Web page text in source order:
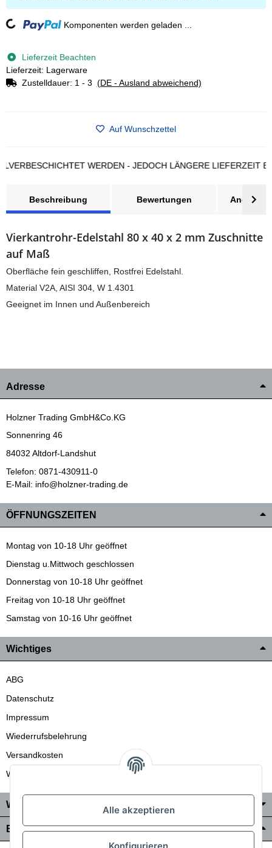
Loading... Komponenten werden geladen ...
Lieferzeit Beachten
Lieferzeit: Lagerware
Zustelldauer: 1 - 3 (DE - Ausland abweichend)
Auf Wunschzettel
WERDEN - JEDOCH LÄNGERE LIEFERZEIT
Beschreibung Bewertungen Angebot
Vierkantrohr-Edelstahl 80 x 40 x 2 mm Zuschnitte
auf Maß
Oberfläche fein geschliffen, Rostfrei Edelstahl.
Material V2A, AISI 304, W 1.4301
Geeignet im Innen und Außenbereich
Adresse
Holzner Trading GmbH&Co.KG
Sonnenring 46
84032 Altdorf-Landshut
Telefon: 0871-430911-0
E-Mail: info@holzner-trading.de
ÖFFNUNGSZEITEN
Montag von 10-18 Uhr geöffnet
Dienstag u.Mittwoch geschlossen
Donnerstag von 10-18 Uhr geöffnet
Freitag von 10-18 Uhr geöffnet
Samstag von 10-16 Uhr geöffnet
Wichtiges
ABG
Datenschutz
Impressum
Wiederrufsbelehrung
Versandkosten
Wir liefern auch in die Schweiz
Wo Sie uns finden
Bezahlung & Versand
Alle akzeptieren